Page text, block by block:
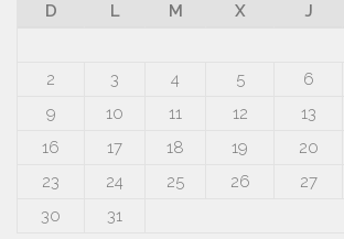
D
L M X J
2
3 4 5 6
9
10 11 12 13
16
17 18 19 20
23
24 25 26 27
30
31